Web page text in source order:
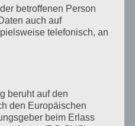
betroffenen Person
auch auf
telefonisch, an
beruht auf den
den Europäischen
beim Erlass